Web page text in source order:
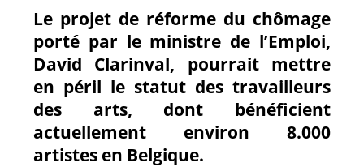
Le projet de réforme du chômage
porté par le ministre de l’Emploi,
David Clarinval, pourrait mettre
en péril le statut des travailleurs
des arts, dont bénéficient
actuellement environ 8.000
artistes en Belgique.